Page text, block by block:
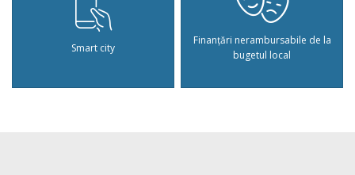
Smart city
Finanțări nerambursabile de la
bugetul local